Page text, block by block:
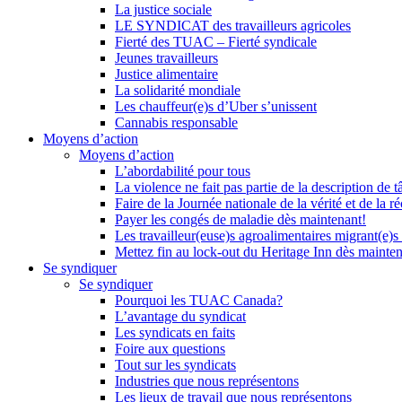
La justice sociale
LE SYNDICAT des travailleurs agricoles
Fierté des TUAC – Fierté syndicale
Jeunes travailleurs
Justice alimentaire
La solidarité mondiale
Les chauffeur(e)s d’Uber s’unissent
Cannabis responsable
Moyens d’action
Moyens d’action
L’abordabilité pour tous
La violence ne fait pas partie de la description de
Faire de la Journée nationale de la vérité et de la
Payer les congés de maladie dès maintenant!
Les travailleur(euse)s agroalimentaires
Mettez fin au lock-out du Heritage Inn dès
Se syndiquer
Se syndiquer
Pourquoi les TUAC Canada?
L’avantage du syndicat
Les syndicats en faits
Foire aux questions
Tout sur les syndicats
Industries que nous représentons
Les lieux de travail que nous représentons